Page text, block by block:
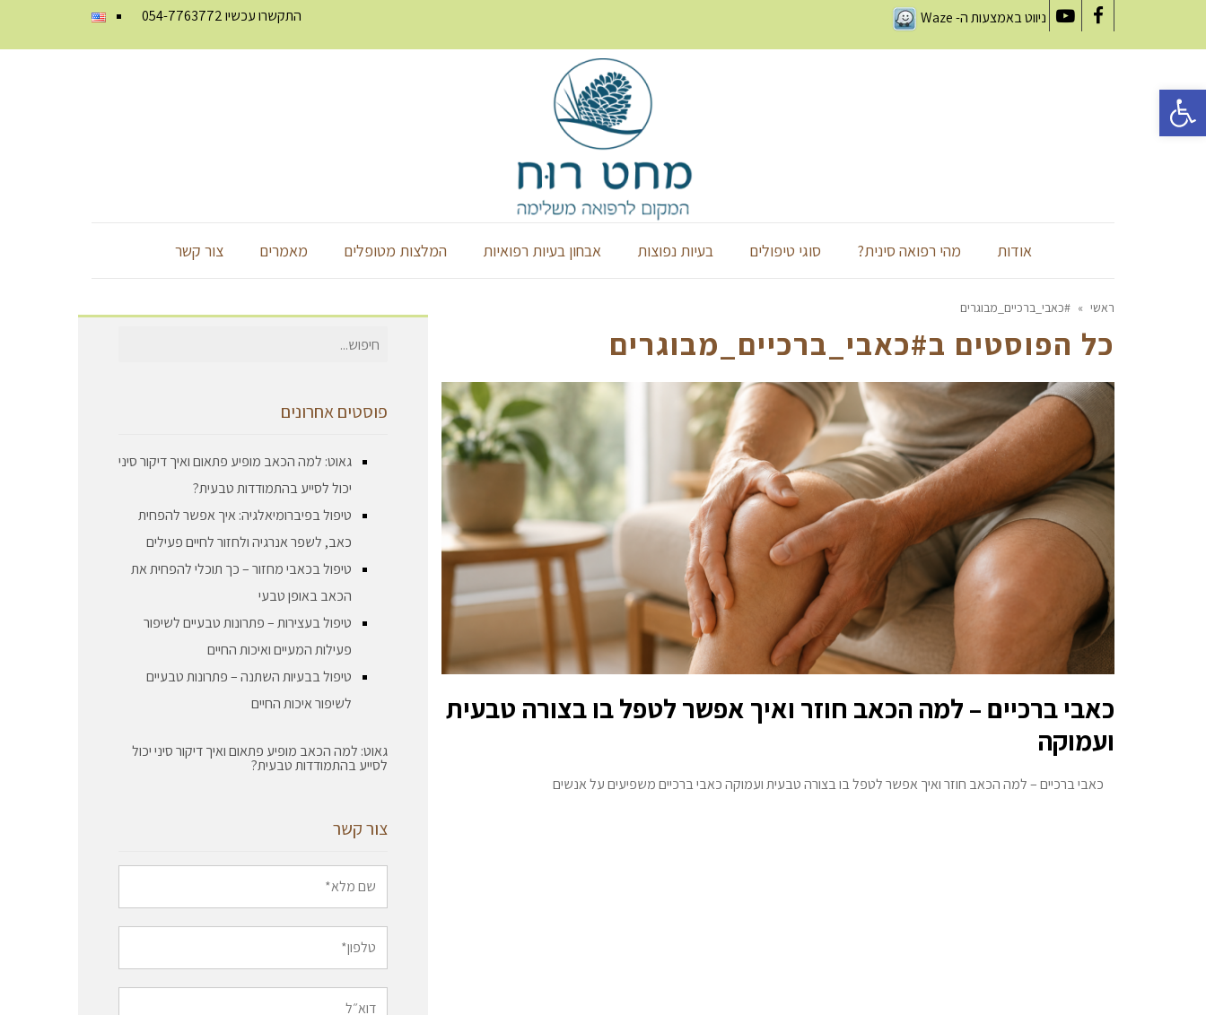
Facebook
YouTube
ניווט באמצעות ה-Waze התקשרו עכשיו054-7763772
אודות מהי רפואה סינית? סוגי טיפולים בעיות נפוצות אבחון בעיות רפואיות המלצות מטופלים מאמרים צור קשר
ראשי » #כאבי_ברכיים_מבוגרים
כל הפוסטים ב#כאבי_ברכיים_מבוגרים
כאבי ברכיים – למה הכאב חוזר ואיך אפשר לטפל בו בצורה טבעית
ועמוקה
כאבי ברכיים – למה הכאב חוזר ואיך אפשר לטפל בו בצורה טבעית ועמוקה כאבי ברכיים משפיעים על אנשים
חיפוש
פוסטים אחרונים
גאוט: למה הכאב מופיע פתאום ואיך דיקור סיני
יכול לסייע בהתמודדות טבעית?
טיפול בפיברומיאלגיה: איך אפשר להפחית
כאב, לשפר אנרגיה ולחזור לחיים פעילים
טיפול בכאבי מחזור – כך תוכלי להפחית את
הכאב באופן טבעי
טיפול בעצירות – פתרונות טבעיים לשיפור
פעילות המעיים ואיכות החיים
טיפול בבעיות השתנה – פתרונות טבעיים
לשיפור איכות החיים
גאוט: למה הכאב מופיע פתאום ואיך דיקור סיני יכול
לסייע בהתמודדות טבעית?
צור קשר
פתח סרגל נגישות